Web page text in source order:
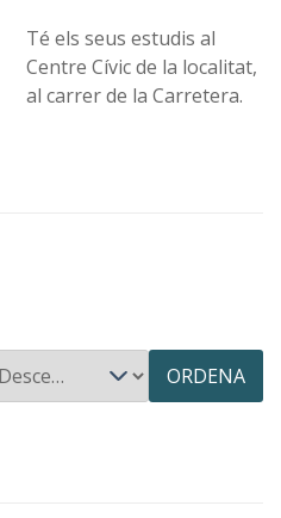
Té els seus estudis al
Centre Cívic de la localitat,
al carrer de la Carretera.
ORDENA